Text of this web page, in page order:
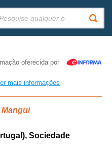
oferecida por
mais informações
Sociedade